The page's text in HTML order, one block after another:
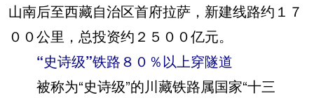
山南后至西藏自治区首府拉萨，新建线路约１７
００公里，总投资约２５００亿元。
“史诗级”铁路８０％以上穿隧道
被称为“史诗级”的川藏铁路属国家“十三